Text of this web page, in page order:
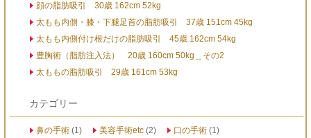
顔の脂肪吸引 30歳 162cm 52kg
太もも内側・膝・下腿足首の脂肪吸引 37歳 151cm 45kg
太もも内側付け根だけの脂肪吸引 45歳 162cm 54kg
豊胸術（脂肪注入法） 20歳 160cm 50kg＿その2
太ももの脂肪吸引 29歳 161cm 53kg
カテゴリー
鼻の手術 (1) 美容手術etc (2) 口の手術 (1)